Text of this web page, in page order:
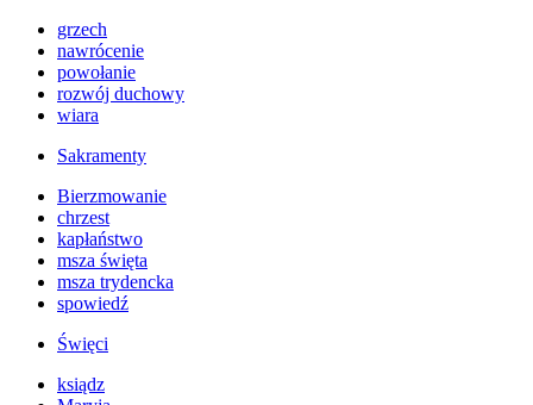
grzech
nawrócenie
powołanie
rozwój duchowy
wiara
Sakramenty
Bierzmowanie
chrzest
kapłaństwo
msza święta
msza trydencka
spowiedź
Święci
ksiądz